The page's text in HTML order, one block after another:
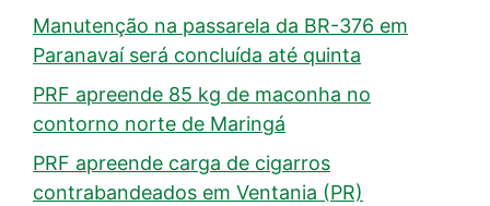
Manutenção na passarela da BR-376 em
Paranavaí será concluída até quinta
PRF apreende 85 kg de maconha no
contorno norte de Maringá
PRF apreende carga de cigarros
contrabandeados em Ventania (PR)